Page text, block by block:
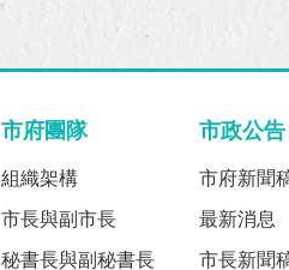
市府團隊
組織架構
市長與副市長
秘書長與副秘書長
市政公告
市府新聞
最新消息
市長新聞